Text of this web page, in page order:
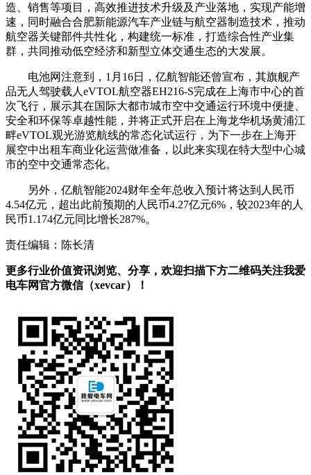
造、销售等项目，高效推进技术升级及产业落地，实现产能增
速，同时融合合肥新能源汽车产业链与航空器制造技术，推动
航空器关键部件共性化，构建统一标准，打造综合性产业集
群，共同推动低空经济和新型立体交通生态的大发展。
电池网注意到，1月16日，亿航智能还曾宣布，其旗舰产
品无人驾驶载人eVTOL航空器EH216-S完成在上海市中心的首
次飞行，展示其在国际大都市城市空中交通运行环境中便捷、
安全和环保等卓越性能，并将正式开启在上海龙华机场黄浦江
畔eVTOL观光游览航线的常态化试运行，为下一步在上海开
展空中出租车商业化运营做准备，以此来实现在特大型中心城
市的空中交通常态化。
另外，亿航智能2024财年全年总收入预计将达到人民币
4.54亿元，超出此前预期的人民币4.27亿元6%，较2023年的人
民币1.174亿元同比增长287%。
责任编辑：陈长清
更多行业价值资讯浏览、分享，欢迎扫描下方二维码关注我爱
电车网官方微信（xevcar）！